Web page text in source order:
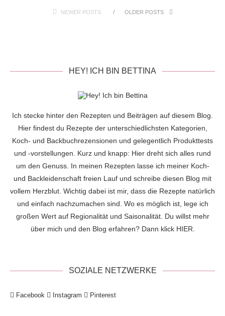
NEWER POSTS OLDER POSTS
HEY! ICH BIN BETTINA
Ich stecke hinter den Rezepten und Beiträgen auf diesem Blog.
Hier findest du Rezepte der unterschiedlichsten Kategorien,
Koch- und Backbuchrezensionen und gelegentlich Produkttests
und -vorstellungen. Kurz und knapp: Hier dreht sich alles rund
um den Genuss. In meinen Rezepten lasse ich meiner Koch-
und Backleidenschaft freien Lauf und schreibe diesen Blog mit
vollem Herzblut. Wichtig dabei ist mir, dass die Rezepte natürlich
und einfach nachzumachen sind. Wo es möglich ist, lege ich
großen Wert auf Regionalität und Saisonalität. Du willst mehr
über mich und den Blog erfahren? Dann klick HIER
SOZIALE NETZWERKE
Facebook Instagram Pinterest